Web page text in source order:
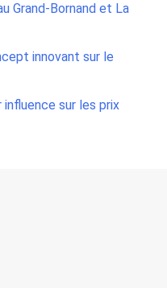
Grand-Bornand et La
innovant sur le
influence sur les prix